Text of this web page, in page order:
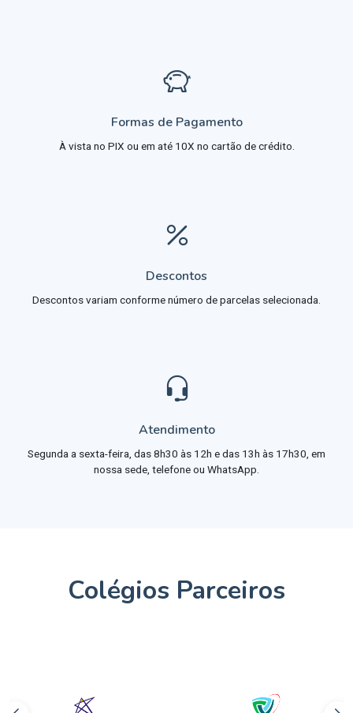
Formas de Pagamento
À vista no PIX ou em até 10X no cartão de crédito.
Descontos
Descontos variam conforme número de parcelas selecionada.
Atendimento
Segunda a sexta-feira, das 8h30 às 12h e das 13h às 17h30, em
nossa sede, telefone ou WhatsApp.
Colégios Parceiros